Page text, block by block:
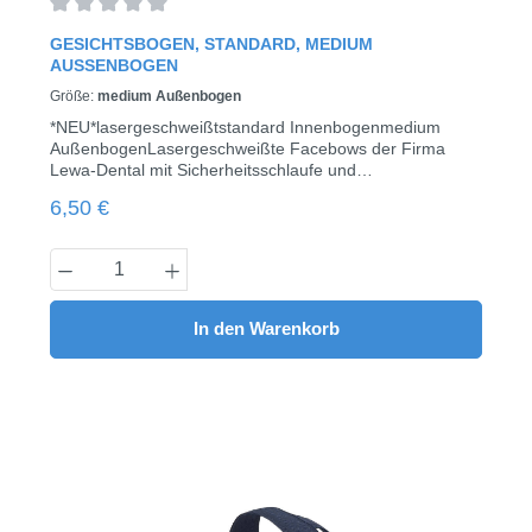
GESICHTSBOGEN, STANDARD, MEDIUM
AUSSENBOGEN
Größe: medium Außenbogen
*NEU*lasergeschweißtstandard Innenbogenmedium
AußenbogenLasergeschweißte Facebows der Firma
Lewa-Dental mit Sicherheitsschlaufe und
Außenbogens (kurz oder medium) und ohne
beträgt ø 1,15 mm/0.045”.
Regulärer Preis:
6,50 €
Produkt Anzahl: Gib den gewünschten
In den Warenkorb